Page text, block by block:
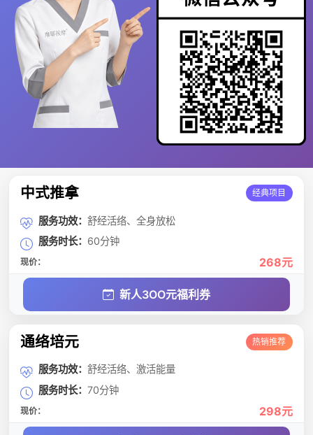
中式推拿 经典项目
服务功效： 舒经活络、全身放松
服务时长： 60分钟
现价： 268元
新人3OO元福利券
通络培元 热销推荐
服务功效： 舒经活络、激活能量
服务时长： 70分钟
现价： 298元